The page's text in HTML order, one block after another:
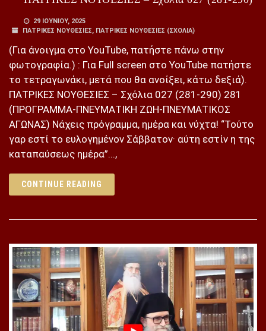
29 ΙΟΥΝΊΟΥ, 2025
ΠΑΤΡΙΚΕΣ ΝΟΥΘΕΣΙΕΣ, ΠΑΤΡΙΚΕΣ ΝΟΥΘΕΣΙΕΣ (ΣΧΌΛΙΑ)
(Για άνοιγμα στο YouTube, πατήστε πάνω στην
φωτογραφία.) : Για Full screen στο YouTube πατήστε
το τετραγωνάκι, μετά που θα ανοίξει, κάτω δεξιά).
ΠΑΤΡΙΚΕΣ ΝΟΥΘΕΣΙΕΣ – Σχόλια 027 (281-290) 281
(ΠΡΟΓΡΑΜΜΑ-ΠΝΕΥΜΑΤΙΚΗ ΖΩΗ-ΠΝΕΥΜΑΤΙΚΟΣ
ΑΓΩΝΑΣ) Νάχεις πρόγραμμα, ημέρα και νύχτα! “Τούτο
γαρ εστί το ευλογημένον Σάββατον· αύτη εστίν η της
καταπαύσεως ημέρα”...,
CONTINUE READING